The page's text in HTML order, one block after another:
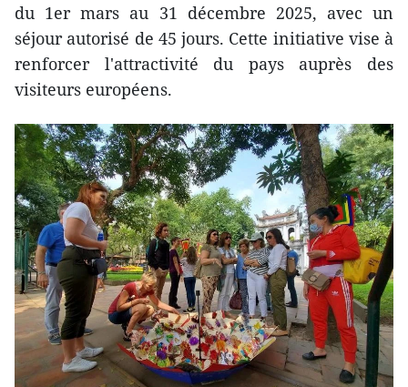
du 1er mars au 31 décembre 2025, avec un
séjour autorisé de 45 jours. Cette initiative vise à
renforcer l'attractivité du pays auprès des
visiteurs européens.